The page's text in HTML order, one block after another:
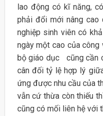
lao động có kĩ năng,
phải đổi mới nâng
nghiệp sinh viên có
ngày một cao của công
bộ giáo dục cũng cần
cân đối tỷ lệ hợp lý
ứng được nhu cầu của
vẫn cứ thừa còn thiếu
cũng có mối liên hệ với